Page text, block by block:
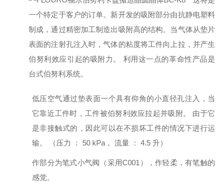
一个特定于客户的订单。 新开发的吸附部分由抗静电塑料
制成，通过精密加工制造出吸附高的结构。 当气体从垫片
表面的注射孔注入时，气体的粘度将工件向上拉，并产生
伯努利效应引起的吸附力。 利用这一点的革命性产品是
台式伯努利系统。
低压空气通过垫表面一个具有仰角的小直径孔注入，当
它靠近工件时，工件被伯努利效应拉起并吸附。 由于它
是非接触式的，因此可以在不损坏工件的情况下进行运
输。 （压力 ： 50 kPa， 流量 ： 4.5 升）
作部分为笔式小气阀（采用C001），作轻柔，有笔触的
感觉。